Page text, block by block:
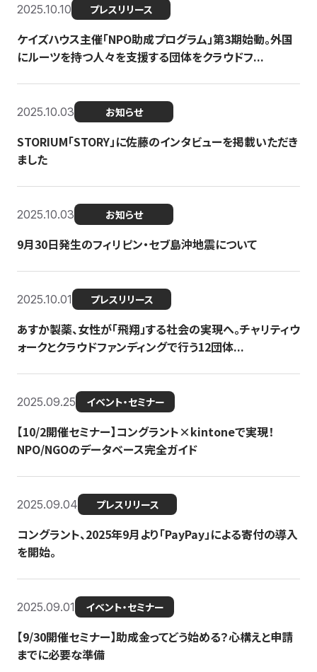
2025.10.10 プレスリリース
ケイズハウス主催「NPO助成プログラム」第3期始動。外国
にルーツを持つ人々を支援する団体をクラウドフ...
2025.10.03 お知らせ
STORIUM「STORY」に佐藤のインタビューを掲載いただき
ました
2025.10.03 お知らせ
9月30日発生のフィリピン・セブ島沖地震について
2025.10.01 プレスリリース
あすか製薬、女性が「飛翔」する社会の実現へ。チャリティウ
ォークとクラウドファンディングで行う12団体...
2025.09.25 イベント・セミナー
【10/2開催セミナー】コングラント×kintoneで実現！
NPO/NGOのデータベース完全ガイド
2025.09.04 プレスリリース
コングラント、2025年9月より「PayPay」による寄付の導入
を開始。
2025.09.01 イベント・セミナー
【9/30開催セミナー】助成金ってどう始める？心構えと申請
までに必要な準備